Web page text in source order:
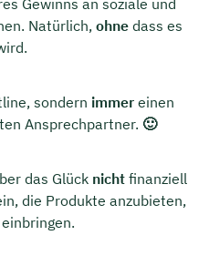
Natürlich, ohne dass es
sondern immer einen
Ansprechpartner. 🙂
das Glück nicht finanziell
die Produkte anzubieten,